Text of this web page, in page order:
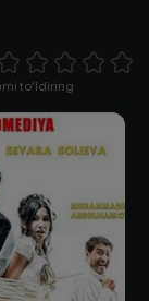
6 Stars7 Stars8 Stars
to'ldiring